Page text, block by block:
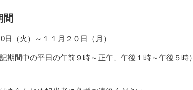
日（火）～１１月２０日（月）
期間中の平日の午前９時～正午、午後１時～午後５時）